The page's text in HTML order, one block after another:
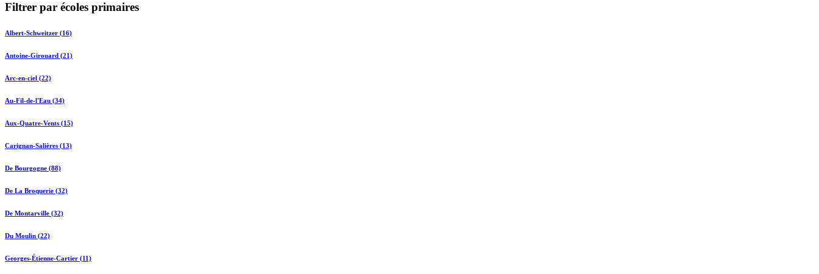
Filtrer par écoles primaires
Albert-Schweitzer (16)
Antoine-Girouard (21)
Arc-en-ciel (22)
Au-Fil-de-l'Eau (34)
Aux-Quatre-Vents (15)
Carignan-Salières (13)
De Bourgogne (88)
De La Broquerie (32)
De Montarville (32)
Du Moulin (22)
Georges-Étienne-Cartier (11)